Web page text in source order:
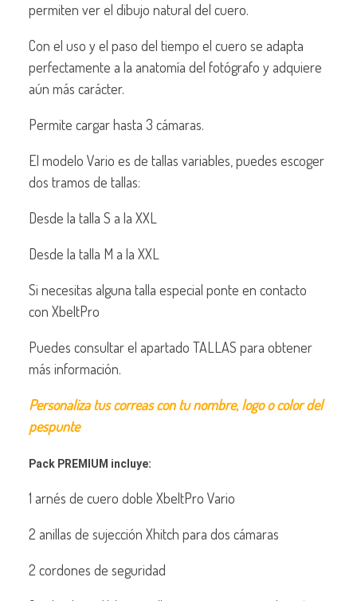
permiten ver el dibujo natural del cuero.
Con el uso y el paso del tiempo el cuero se adapta
perfectamente a la anatomía del fotógrafo y adquiere
aún más carácter.
Permite cargar hasta 3 cámaras.
El modelo Vario es de tallas variables, puedes escoger
dos tramos de tallas:
Desde la talla S a la XXL
Desde la talla M a la XXL
Si necesitas alguna talla especial ponte en contacto
con XbeltPro
Puedes consultar el apartado TALLAS para obtener
más información.
Personaliza tus correas con tu nombre, logo o color del
pespunte
Pack PREMIUM incluye:
1 arnés de cuero doble XbeltPro Vario
2 anillas de sujección Xhitch para dos cámaras
2 cordones de seguridad